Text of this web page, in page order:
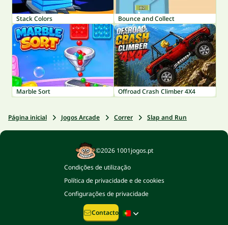
Stack Colors Bounce and Collect
Marble Sort Offroad Crash Climber 4X4
Página inicial Jogos Arcade Correr Slap and Run
©2026 1001jogos.pt
Condições de utilização
Política de privacidade e de cookies
Configurações de privacidade
Contacto